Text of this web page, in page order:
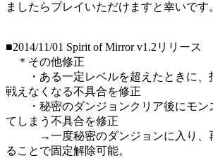
ましたらプレイいただけますと幸いです
■2014/11/01 Spirit of Mirror v1.2リリース
＊その他修正
・ある一定レベルを超えたときに、
戦えなくなる不具合を修正
・秘密のダンジョンクリア後にモン
てしまう不具合を修正
→一度秘密のダンジョンに入り、再
ることで固定解除可能。